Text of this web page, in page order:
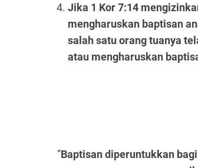
Jika 1 Kor 7:14
mengharuskan baptisan
salah satu orang tuanya
atau mengharuskan
”Baptisan diperuntukkan bagi